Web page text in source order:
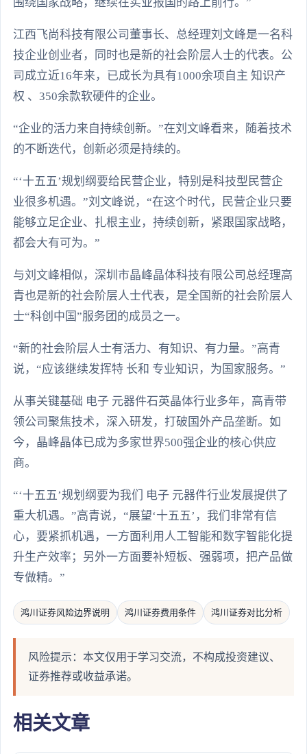
江西飞尚科技有限公司董事长、总经理刘文峰是一名科
技企业创业者，同时也是新的社会阶层人士的代表。公
司成立近16年来，已成长为具有1000余项自主 知识产
权 、350余款软硬件的企业。
“企业的活力来自持续创新。”在刘文峰看来，随着技术
的不断迭代，创新必须是持续的。
“‘十五五’规划纲要给民营企业，特别是科技型民营企
业很多机遇。”刘文峰说，“在这个时代，民营企业只要
能够立足企业、扎根主业，持续创新，紧跟国家战略，
都会大有可为。”
与刘文峰相似，深圳市晶峰晶体科技有限公司总经理高
青也是新的社会阶层人士代表，是全国新的社会阶层人
士“科创中国”服务团的成员之一。
“新的社会阶层人士有活力、有知识、有力量。”高青
说，“应该继续发挥特 长和 专业知识，为国家服务。”
从事关键基础 电子 元器件石英晶体行业多年，高青带
领公司聚焦技术，深入研发，打破国外产品垄断。如
今，晶峰晶体已成为多家世界500强企业的核心供应
商。
“‘十五五’规划纲要为我们 电子 元器件行业发展提供了
重大机遇。”高青说，“展望‘十五五’，我们非常有信
心，要紧抓机遇，一方面利用人工智能和数字智能化提
升生产效率；另外一方面要补短板、强弱项，把产品做
专做精。”
鸿川证券风险边界说明 鸿川证券费用条件 鸿川证券对比分析
风险提示：本文仅用于学习交流，不构成投资建议、
证券推荐或收益承诺。
相关文章